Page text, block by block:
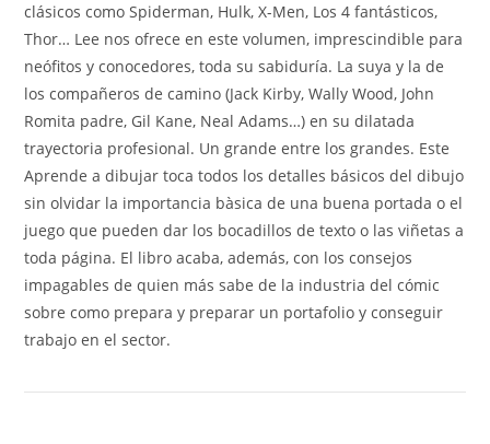
clásicos como Spiderman, Hulk, X-Men, Los 4 fantásticos,
Thor… Lee nos ofrece en este volumen, imprescindible para
neófitos y conocedores, toda su sabiduría. La suya y la de
los compañeros de camino (Jack Kirby, Wally Wood, John
Romita padre, Gil Kane, Neal Adams…) en su dilatada
trayectoria profesional. Un grande entre los grandes. Este
Aprende a dibujar toca todos los detalles básicos del dibujo
sin olvidar la importancia bàsica de una buena portada o el
juego que pueden dar los bocadillos de texto o las viñetas a
toda página. El libro acaba, además, con los consejos
impagables de quien más sabe de la industria del cómic
sobre como prepara y preparar un portafolio y conseguir
trabajo en el sector.